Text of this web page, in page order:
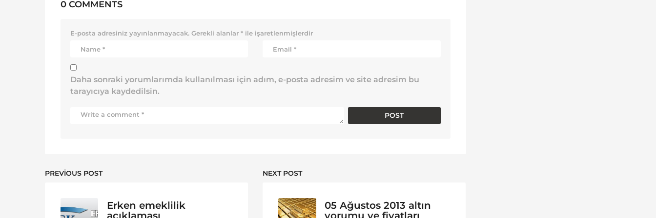
0 COMMENTS
E-posta adresiniz yayınlanmayacak. Gerekli alanlar * ile işaretlenmişlerdir
Daha sonraki yorumlarımda kullanılması için adım, e-posta adresim ve site adresim bu
tarayıcıya kaydedilsin.
PREVIOUS POST
Erken emeklilik
NEXT POST
05 Ağustos 2013 altın